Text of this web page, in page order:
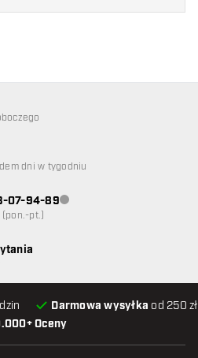
Oceny
Darmowa wysyłka od 250
klienta niedostępna
dni w tygodniu
07-94-89Obsługa klienta niedostępna
pt.)